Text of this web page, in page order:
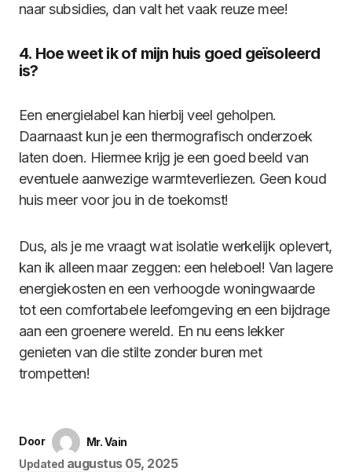
naar subsidies, dan valt het vaak reuze mee!
4. Hoe weet ik of mijn huis goed geïsoleerd
is?
Een energielabel kan hierbij veel geholpen.
Daarnaast kun je een thermografisch onderzoek
laten doen. Hiermee krijg je een goed beeld van
eventuele aanwezige warmteverliezen. Geen koud
huis meer voor jou in de toekomst!
Dus, als je me vraagt wat isolatie werkelijk oplevert,
kan ik alleen maar zeggen: een heleboel! Van lagere
energiekosten en een verhoogde woningwaarde
tot een comfortabele leefomgeving en een bijdrage
aan een groenere wereld. En nu eens lekker
genieten van die stilte zonder buren met
trompetten!
Door
Mr. Vain
Updated augustus 05, 2025